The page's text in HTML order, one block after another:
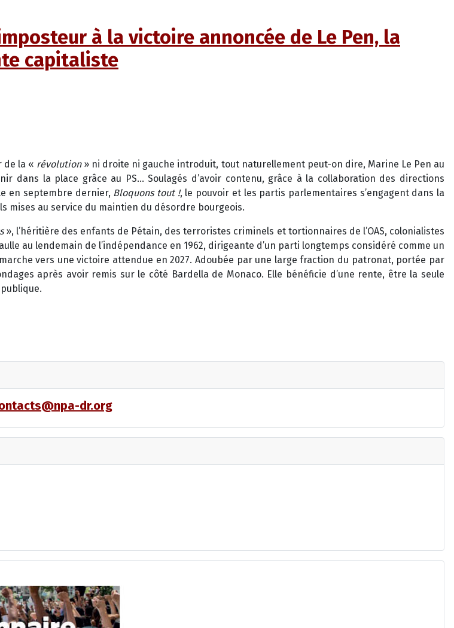
à la victoire annoncée de Le Pen, la
capitaliste
de la « révolution» ni droite ni gauche introduit, tout naturellement peut-on dire, Marine Le Pen au
dans la place grâce au PS… Soulagés d’avoir contenu, grâce à la collaboration des directions
en septembre dernier, Bloquons tout !, le pouvoir et les partis parlementaires s’engagent dans la
au service du maintien du désordre bourgeois.
», l’héritière des enfants de Pétain, des terroristes criminels et tortionnaires de l’OAS, colonialistes
au lendemain de l’indépendance en 1962, dirigeante d’un parti longtemps considéré comme un
vers une victoire attendue en 2027. Adoubée par une large fraction du patronat, portée par
après avoir remis sur le côté Bardella de Monaco. Elle bénéficie d’une rente, être la seule
dr.org